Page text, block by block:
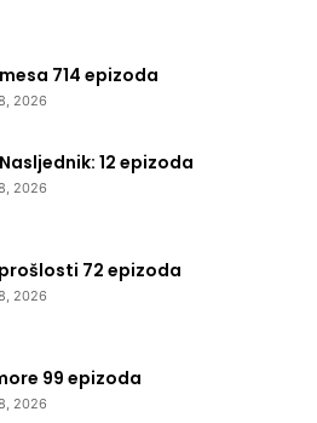
714 epizoda
2026
12 epizoda
2026
72 epizoda
2026
99 epizoda
2026